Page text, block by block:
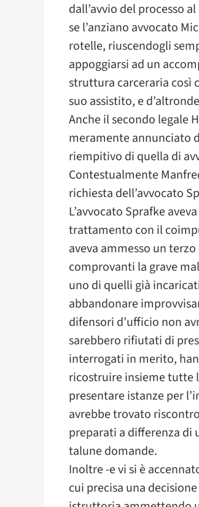
dall’avvio del processo
se l’anziano avvocato
rotelle, riuscendogli
appoggiarsi ad un
struttura carceraria così
suo assistito, e
Anche il secondo legale
meramente annunciato
riempitivo di quella di
Contestualmente
richiesta dell’avvocato
L’avvocato Sprafke
trattamento con il
aveva ammesso un
comprovanti la grave
uno di quelli già
abbandonare
difensori d’ufficio non
sarebbero rifiutati di
interrogati in merito,
ricostruire insieme tutte
presentare istanze per
avrebbe trovato
preparati a differenza di
talune domande.
Inoltre -e vi si è
cui precisa una